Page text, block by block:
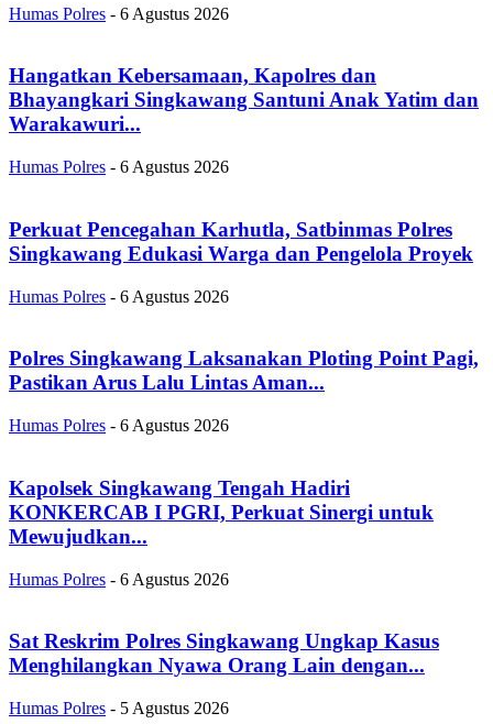
Humas Polres - 6 Agustus 2026
Hangatkan Kebersamaan, Kapolres dan
Bhayangkari Singkawang Santuni Anak Yatim dan
Warakawuri...
Humas Polres - 6 Agustus 2026
Perkuat Pencegahan Karhutla, Satbinmas Polres
Singkawang Edukasi Warga dan Pengelola Proyek
Humas Polres - 6 Agustus 2026
Polres Singkawang Laksanakan Ploting Point Pagi,
Pastikan Arus Lalu Lintas Aman...
Humas Polres - 6 Agustus 2026
Kapolsek Singkawang Tengah Hadiri
KONKERCAB I PGRI, Perkuat Sinergi untuk
Mewujudkan...
Humas Polres - 6 Agustus 2026
Sat Reskrim Polres Singkawang Ungkap Kasus
Menghilangkan Nyawa Orang Lain dengan...
Humas Polres - 5 Agustus 2026